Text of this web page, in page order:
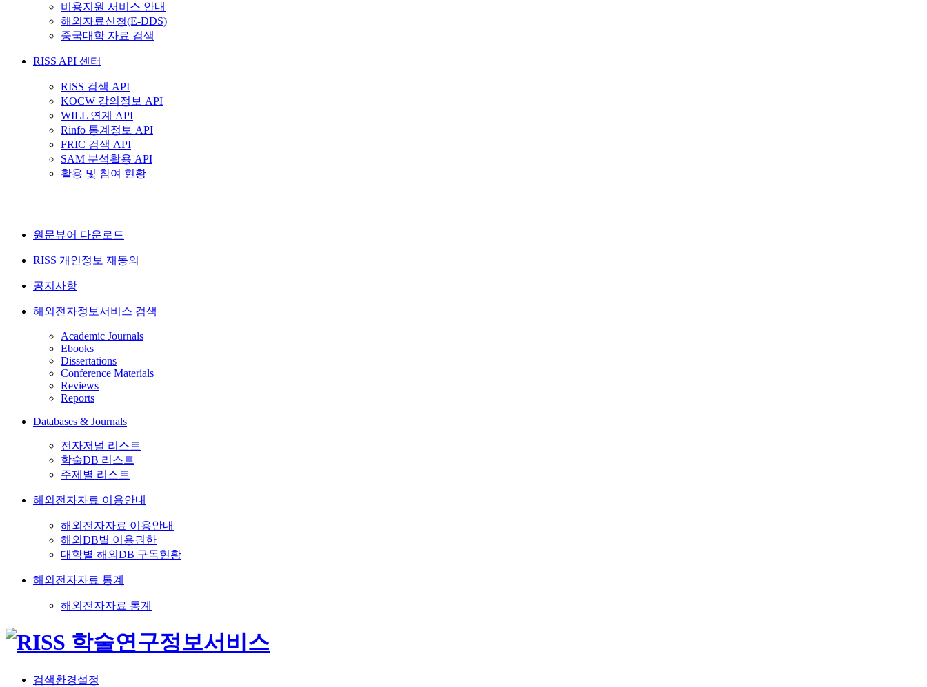
비용지원 서비스 안내
해외자료신청(E-DDS)
중국대학 자료 검색
RISS API 센터
RISS 검색 API
KOCW 강의정보 API
WILL 연계 API
Rinfo 통계정보 API
FRIC 검색 API
SAM 분석활용 API
활용 및 참여 현황
원문뷰어 다운로드
RISS 개인정보 재동의
공지사항
해외전자정보서비스 검색
Academic Journals
Ebooks
Dissertations
Conference Materials
Reviews
Reports
Databases & Journals
전자저널 리스트
학술DB 리스트
주제별 리스트
해외전자자료 이용안내
해외전자자료 이용안내
해외DB별 이용권한
대학별 해외DB 구독현황
해외전자자료 통계
해외전자자료 통계
검색환경설정